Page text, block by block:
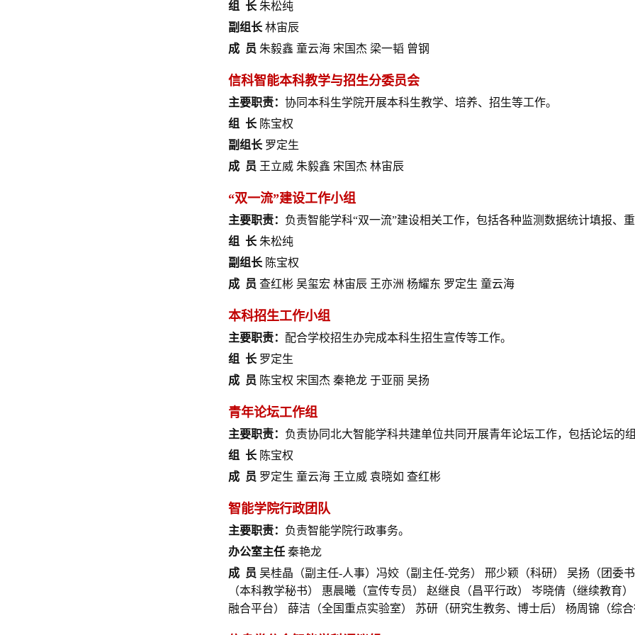
组 长 朱松纯
副组长 林宙辰
成 员 朱毅鑫 童云海 宋国杰 梁一韬 曾钢
信科智能本科教学与招生分委员会
主要职责： 协同本科生学院开展本科生教学、培养、招生等工作。
组 长 陈宝权
副组长 罗定生
成 员 王立威 朱毅鑫 宋国杰 林宙辰
“双一流”建设工作小组
主要职责： 负责智能学科“双一流”建设相关工作，包括各种监测数据统计填报、
组 长 朱松纯
副组长 陈宝权
成 员 查红彬 吴玺宏 林宙辰 王亦洲 杨耀东 罗定生 童云海
本科招生工作小组
主要职责： 配合学校招生办完成本科生招生宣传等工作。
组 长 罗定生
成 员 陈宝权 宋国杰 秦艳龙 于亚丽 吴扬
青年论坛工作组
主要职责： 负责协同北大智能学科共建单位共同开展青年论坛工作，包括论坛的组
组 长 陈宝权
成 员 罗定生 童云海 王立威 袁晓如 查红彬
智能学院行政团队
主要职责： 负责智能学院行政事务。
办公室主任 秦艳龙
成 员 吴桂晶（副主任-人事） 冯姣（副主任-党务） 邢少颖（科研） 吴扬（团委
（本科教学秘书） 惠晨曦（宣传专员） 赵继良（昌平行政）
岑晓倩（继续教育
融合平台） 薛洁（全国重点实验室） 苏研（研究生教务、博士后） 杨周锦（综合